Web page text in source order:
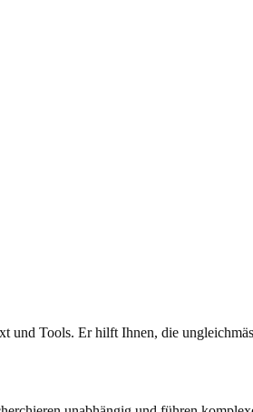
und Tools. Er hilft Ihnen, die